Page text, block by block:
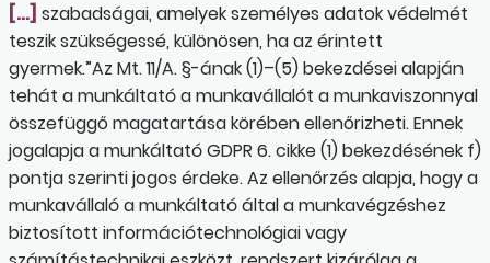
[…] szabadságai, amelyek személyes adatok védelmét
teszik szükségessé, különösen, ha az érintett
gyermek.”Az Mt. 11/A. §-ának (1)–(5) bekezdései alapján
tehát a munkáltató a munkavállalót a munkaviszonnyal
összefüggő magatartása körében ellenőrizheti. Ennek
jogalapja a munkáltató GDPR 6. cikke (1) bekezdésének f)
pontja szerinti jogos érdeke. Az ellenőrzés alapja, hogy a
munkavállaló a munkáltató által a munkavégzéshez
biztosított információtechnológiai vagy